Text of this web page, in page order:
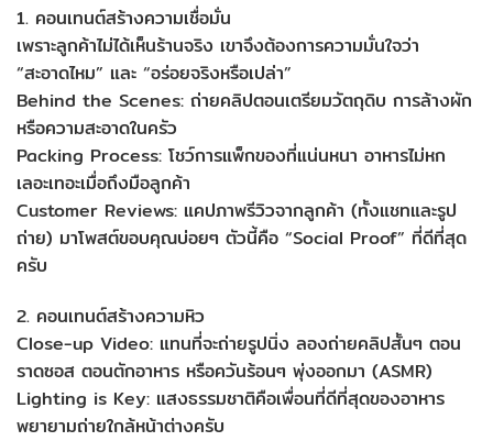
1. คอนเทนต์สร้างความเชื่อมั่น
เพราะลูกค้าไม่ได้เห็นร้านจริง เขาจึงต้องการความมั่นใจว่า
“สะอาดไหม” และ “อร่อยจริงหรือเปล่า”
Behind the Scenes: ถ่ายคลิปตอนเตรียมวัตถุดิบ การล้างผัก
หรือความสะอาดในครัว
Packing Process: โชว์การแพ็กของที่แน่นหนา อาหารไม่หก
เลอะเทอะเมื่อถึงมือลูกค้า
Customer Reviews: แคปภาพรีวิวจากลูกค้า (ทั้งแชทและรูป
ถ่าย) มาโพสต์ขอบคุณบ่อยๆ ตัวนี้คือ “Social Proof” ที่ดีที่สุด
ครับ
2. คอนเทนต์สร้างความหิว
Close-up Video: แทนที่จะถ่ายรูปนิ่ง ลองถ่ายคลิปสั้นๆ ตอน
ราดซอส ตอนตักอาหาร หรือควันร้อนๆ พุ่งออกมา (ASMR)
Lighting is Key: แสงธรรมชาติคือเพื่อนที่ดีที่สุดของอาหาร
พยายามถ่ายใกล้หน้าต่างครับ